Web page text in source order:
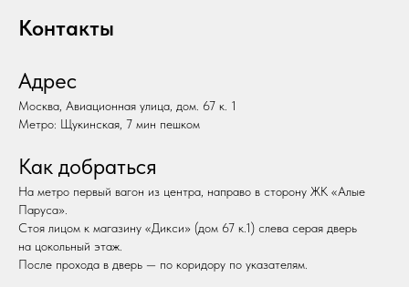
Контакты
Адрес
Москва, Авиационная улица, дом. 67 к. 1
Метро: Щукинская, 7 мин пешком
Как добраться
На метро первый вагон из центра, направо в сторону ЖК «Алые
Паруса».
Стоя лицом к магазину «Дикси» (дом 67 к.1) слева серая дверь
на цокольный этаж.
После прохода в дверь — по коридору по указателям.